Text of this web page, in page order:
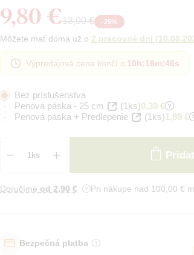
9,80 €13,00 € -25%
Môžete mať doma už o 2 pracovné dni (
Výpredajová cena končí o 10h:18m:45s
Bez príslušenstva
Penová páska - 25 cm
(1ks)0,39 €
Penová páska + Predlepenie (1ks)1,89 €
Doručíme od 2,90 € Pri nákupe nad 100,00 €
Bezpečná platba